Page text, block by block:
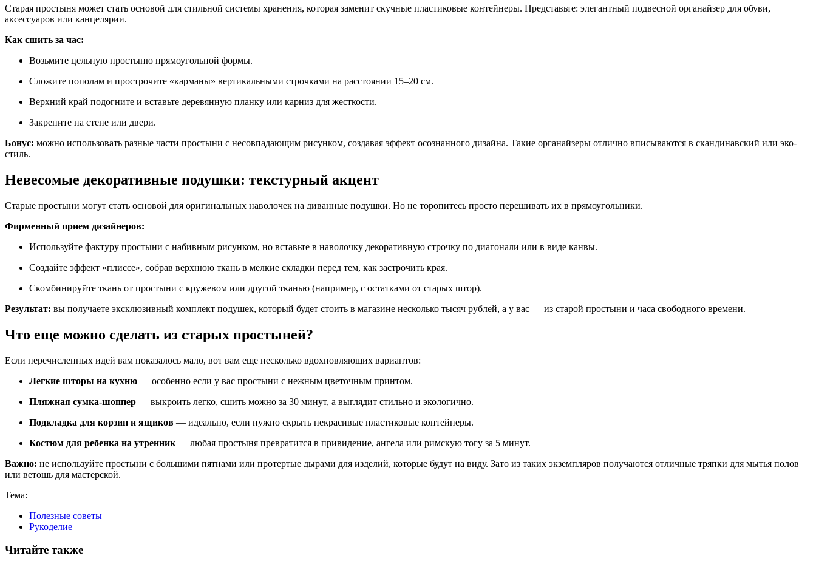
Старая простыня может стать основой для стильной системы хранения, которая заменит скучные пластиковые контейнеры. Представьте: элегантный подвесной органайзер для обуви,
аксессуаров или канцелярии.
Как сшить за час:
Возьмите цельную простыню прямоугольной формы.
Сложите пополам и прострочите «карманы» вертикальными строчками на расстоянии 15–20 см.
Верхний край подогните и вставьте деревянную планку или карниз для жесткости.
Закрепите на стене или двери.
Бонус: можно использовать разные части простыни с несовпадающим рисунком, создавая эффект осознанного дизайна. Такие органайзеры отлично вписываются в скандинавский или эко-
стиль.
Невесомые декоративные подушки: текстурный акцент
Старые простыни могут стать основой для оригинальных наволочек на диванные подушки. Но не торопитесь просто перешивать их в прямоугольники.
Фирменный прием дизайнеров:
Используйте фактуру простыни с набивным рисунком, но вставьте в наволочку декоративную строчку по диагонали или в виде канвы.
Создайте эффект «плиссе», собрав верхнюю ткань в мелкие складки перед тем, как застрочить края.
Скомбинируйте ткань от простыни с кружевом или другой тканью (например, с остатками от старых штор).
Результат: вы получаете эксклюзивный комплект подушек, который будет стоить в магазине несколько тысяч рублей, а у вас — из старой простыни и часа свободного времени.
Что еще можно сделать из старых простыней?
Если перечисленных идей вам показалось мало, вот вам еще несколько вдохновляющих вариантов:
Легкие шторы на кухню — особенно если у вас простыни с нежным цветочным принтом.
Пляжная сумка-шоппер — выкроить легко, сшить можно за 30 минут, а выглядит стильно и экологично.
Подкладка для корзин и ящиков — идеально, если нужно скрыть некрасивые пластиковые контейнеры.
Костюм для ребенка на утренник — любая простыня превратится в привидение, ангела или римскую тогу за 5 минут.
Важно: не используйте простыни с большими пятнами или протертые дырами для изделий, которые будут на виду. Зато из таких экземпляров получаются отличные тряпки для мытья полов
или ветошь для мастерской.
Тема:
Полезные советы
Рукоделие
Читайте также